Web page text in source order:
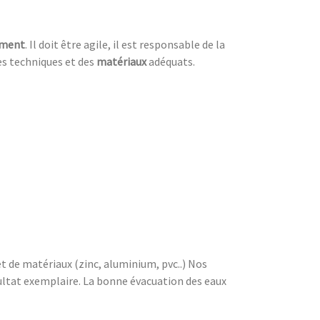
. Il doit être agile, il est responsable de la
techniques et des matériauxadéquats.
matériaux (zinc, aluminium, pvc..) Nos
exemplaire. La bonne évacuation des eaux